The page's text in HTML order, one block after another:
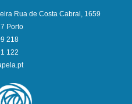
Rua de Costa Cabral, 1659
Porto
218
122